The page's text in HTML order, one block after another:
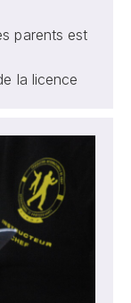
parents est
la licence